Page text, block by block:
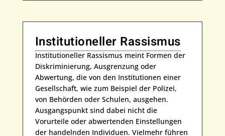
Institutioneller Rassismus
Institutioneller Rassismus meint Formen der
Diskriminierung, Ausgrenzung oder
Abwertung, die von den Institutionen einer
Gesellschaft, wie zum Beispiel der Polizei,
von Behörden oder Schulen, ausgehen.
Ausgangspunkt sind dabei nicht die
Vorurteile oder abwertenden Einstellungen
der handelnden Individuen. Vielmehr führen